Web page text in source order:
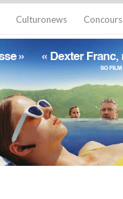
Culturonews Concours